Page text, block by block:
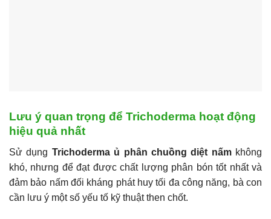
Lưu ý quan trọng để Trichoderma hoạt động
hiệu quả nhất
Sử dụng Trichoderma ủ phân chuồng diệt nấmkhông
khó, nhưng để đạt được chất lượng phân bón tốt nhất và
đảm bảo nấm đối kháng phát huy tối đa công năng, bà con
cần lưu ý một số yếu tố kỹ thuật then chốt.